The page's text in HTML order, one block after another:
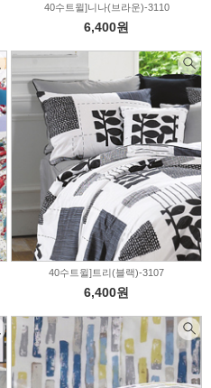
40수트윌]니나(브라운)-3110
6,400원
40수트윌]트리(블랙)-3107
6,400원